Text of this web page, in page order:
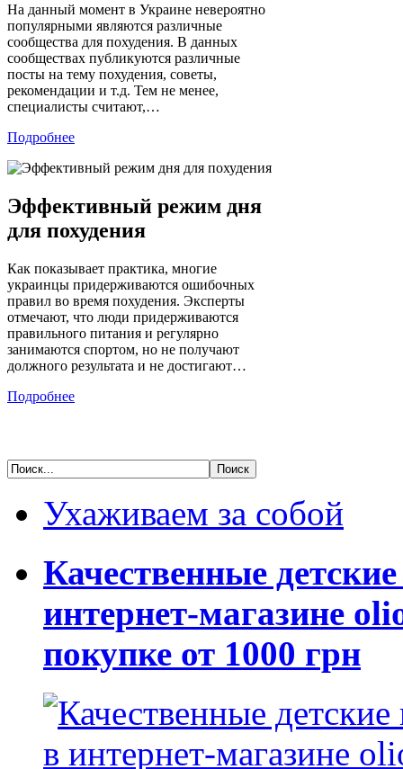
На данный момент в Украине невероятно
популярными являются различные
сообщества для похудения. В данных
сообществах публикуются различные
посты на тему похудения, советы,
рекомендации и т.д. Тем не менее,
специалисты считают,…
Подробнее
Эффективный режим дня
для похудения
Как показывает практика, многие
украинцы придерживаются ошибочных
правил во время похудения. Эксперты
отмечают, что люди придерживаются
правильного питания и регулярно
занимаются спортом, но не получают
должного результата и не достигают…
Подробнее
Ухаживаем за собой
Качественные
интернет-магазине
покупке от 1000 грн